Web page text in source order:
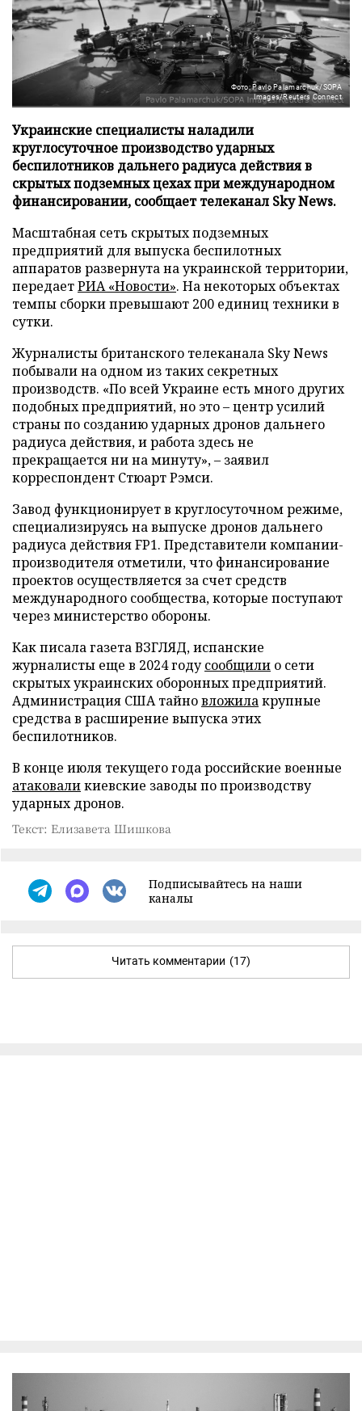
Фото: Pavlo Palamarchuk/SOPA
Images/Reuters Connect
Украинские специалисты наладили
круглосуточное производство ударных
беспилотников дальнего радиуса действия в
скрытых подземных цехах при международном
финансировании, сообщает телеканал Sky News.
Масштабная сеть скрытых подземных
предприятий для выпуска беспилотных
аппаратов развернута на украинской территории,
передаетРИА «Новости». На некоторых объектах
темпы сборки превышают 200 единиц техники в
сутки.
Журналисты британского телеканала Sky News
побывали на одном из таких секретных
производств. «По всей Украине есть много других
подобных предприятий, но это – центр усилий
страны по созданию ударных дронов дальнего
радиуса действия, и работа здесь не
прекращается ни на минуту», – заявил
корреспондент Стюарт Рэмси.
Завод функционирует в круглосуточном режиме,
специализируясь на выпуске дронов дальнего
радиуса действия FP1. Представители компании-
производителя отметили, что финансирование
проектов осуществляется за счет средств
международного сообщества, которые поступают
через министерство обороны.
Как писала газета ВЗГЛЯД, испанские
журналисты еще в 2024 годусообщили о сети
скрытых украинских оборонных предприятий.
Администрация США тайновложилакрупные
средства в расширение выпуска этих
беспилотников.
В конце июля текущего года российские военные
атаковаликиевские заводы по производству
ударных дронов.
Текст: Елизавета Шишкова
Подписывайтесь на наши
каналы
Читать комментарии (17)